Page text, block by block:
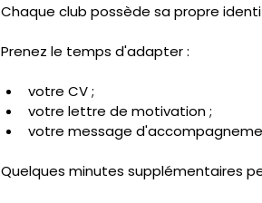
Chaque club possède sa propre
Prenez le temps d'adapter :
votre CV ;
votre lettre de motivation ;
votre message
Quelques minutes supplémentaires